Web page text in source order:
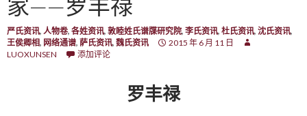
家——罗丰禄
严氏资讯, 人物卷, 各姓资讯, 敦睦姓氏谱牒研究院, 李氏资讯, 杜氏资讯, 沈氏资讯,
王侯卿相, 网络通谱, 萨氏资讯, 魏氏资讯
2015 年 6 月 11 日
LUOXUNSEN
添加评论
罗丰禄